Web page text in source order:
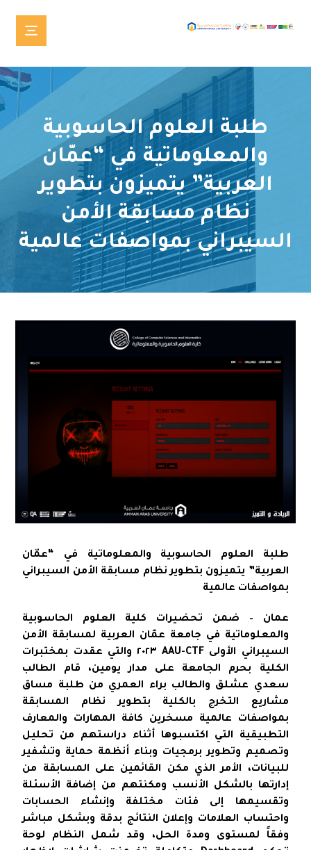
طلبة العلوم الحاسوبية
والمعلوماتية في “عمّان
العربية” يتميزون بتطوير
نظام مسابقة الأمن
السيبراني بمواصفات عالمية
طلبة العلوم الحاسوبية والمعلوماتية في “عمّان
العربية” يتميزون بتطوير نظام مسابقة الأمن السيبراني
بمواصفات عالمية
عمان – ضمن تحضيرات كلية العلوم الحاسوبية
والمعلوماتية في جامعة عمّان العربية لمسابقة الأمن
السيبراني الأولى AAU-CTF ٢٠٢٣ والتي عقدت بمختبرات
الكلية بحرم الجامعة على مدار يومين، قام الطالب
سعدي عشلق والطالب براء العمري من طلبة مساق
مشاريع التخرج بالكلية بتطوير نظام المسابقة
بمواصفات عالمية مسخرين كافة المهارات والمعارف
التطبيقية التي اكتسبوها أثناء دراستهم من تحليل
وتصميم وتطوير برمجيات وبناء أنظمة حماية وتشفير
للبيانات، الأمر الذي مكن القائمين على المسابقة من
إدارتها بالشكل الأنسب ومكنتهم من إضافة الأسئلة
وتقسيمها إلى فئات مختلفة وإنشاء الحسابات
واحتساب العلامات وإعلان النتائج بدقة وبشكل مباشر
وفقاً لمستوى ومدة الحل، وقد شمل النظام لوحة